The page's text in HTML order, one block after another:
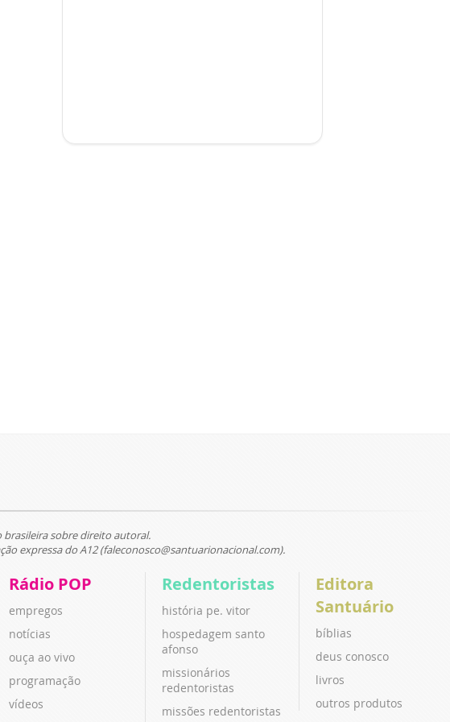
brasileira sobre direito autoral.
expressa do A12 (faleconosco@santuarionacional.com).
Rádio POP
empregos
notícias
ouça ao vivo
programação
vídeos
Redentoristas
história pe. vitor
hospedagem santo
afonso
missionários
redentoristas
missões redentoristas
Editora
Santuário
bíblias
deus conosco
livros
outros produtos